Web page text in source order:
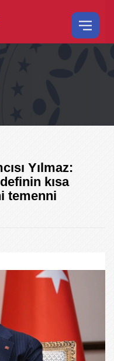
Yılmaz:
kısa
temenni